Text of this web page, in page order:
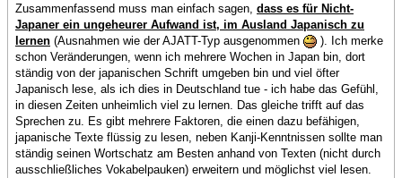
Zusammenfassend muss man einfach sagen, dass es für Nicht-
Japaner ein ungeheurer Aufwand ist, im Ausland Japanisch zu
lernen (Ausnahmen wie der AJATT-Typ ausgenommen
). Ich merke
schon Veränderungen, wenn ich mehrere Wochen in Japan bin, dort
ständig von der japanischen Schrift umgeben bin und viel öfter
Japanisch lese, als ich dies in Deutschland tue - ich habe das Gefühl,
in diesen Zeiten unheimlich viel zu lernen. Das gleiche trifft auf das
Sprechen zu. Es gibt mehrere Faktoren, die einen dazu befähigen,
japanische Texte flüssig zu lesen, neben Kanji-Kenntnissen sollte man
ständig seinen Wortschatz am Besten anhand von Texten (nicht durch
ausschließliches Vokabelpauken) erweitern und möglichst viel lesen.